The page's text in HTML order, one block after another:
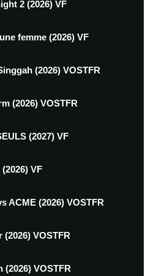
2 (2026) VF
femme (2026) VF
(2026) VOSTFR
(2026) VOSTFR
(2027) VF
VF
ACME (2026) VOSTFR
VOSTFR
VOSTFR